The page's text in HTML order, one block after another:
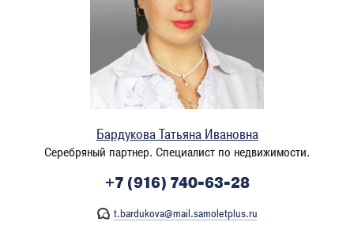
Бардукова Татьяна Ивановна
Серебряный партнер. Специалист по недвижимости.
+7 (916) 740-63-28
t.bardukova@mail.samoletplus.ru